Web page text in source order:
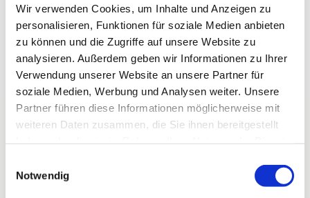
Wir verwenden Cookies, um Inhalte und Anzeigen zu
personalisieren, Funktionen für soziale Medien anbieten
zu können und die Zugriffe auf unsere Website zu
analysieren. Außerdem geben wir Informationen zu Ihrer
Verwendung unserer Website an unsere Partner für
soziale Medien, Werbung und Analysen weiter. Unsere
Partner führen diese Informationen möglicherweise mit
weiteren Daten zusammen, die Sie ihnen bereitgestellt
Notwendig
Alltag und lassen sich von den neuen Frisurentrends
inspirieren. Egal ob kurzes oder langes Haar, blond
oder braun – das Team von KLIER freut sich mit Ihnen
den Look zu finden, der perfekt zu Ihnen passt.